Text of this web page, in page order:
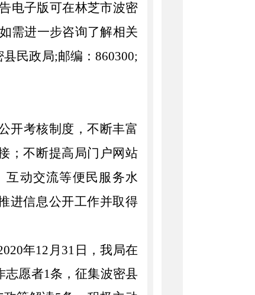
电子版可在林芝市波密
需进一步咨询了解相关
县民政局;邮编：860300;
开考核制度，不断丰富
；不断提高局门户网站
互动交流等便民服务水
进信息公开工作并取得
年12 月 31 日，我局在
志愿者1条，征集波密县